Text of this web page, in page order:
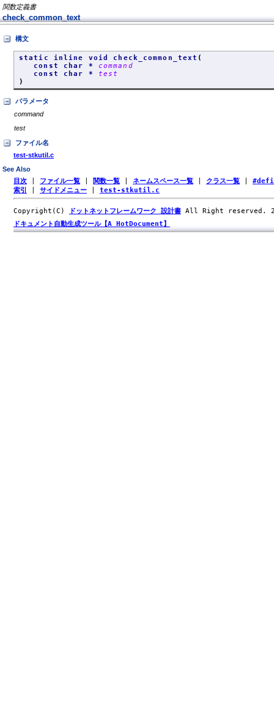
関数定義書
check_common_text
構文
static inline void check_common_text (
const char * command
const char * test
)
パラメータ
command
test
ファイル名
test-stkutil.c
See Also
目次 ファイル一覧 関数一覧 ネームスペース一覧 クラス一覧
索引
サイドメニュー test-stkutil.c
Copyright(C) ドットネットフレームワーク 設計書 All Right reserved.
ドキュメント自動生成ツール【A HotDocument】